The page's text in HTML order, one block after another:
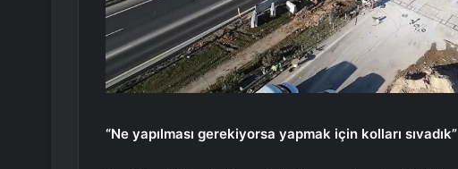
“Ne yapılması gerekiyorsa yapmak için kolları sıvadık”